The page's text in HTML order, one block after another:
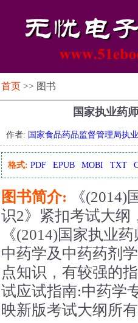
首页 >> 图书
国家执业药
作者: 国家食品药品监督管理局执
格式: PDF EPUB MOBI TXT
图书简介: 《(2014)
识2》紧扣考试大纲
《(2014)国家执业
中药学及中药药剂
点知识，有较强的
试应试指南:中药学
映新版考试大纲所